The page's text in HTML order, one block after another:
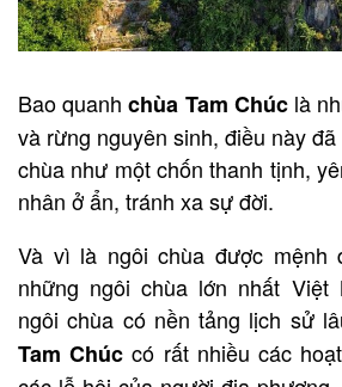
Bao quanhchùa Tam Chúclà
và rừng nguyên sinh, điều này
chùa như một chốn thanh tịnh,
nhân ở ẩn, tránh xa sự đời.
Và vì là ngôi chùa được mệnh
những ngôi chùa lớn nhất Việt
ngôi chùa có nền tảng lịch sử
Tam Chúc có rất nhiều các